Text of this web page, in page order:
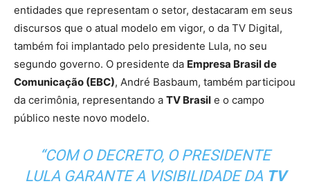
entidades que representam o setor, destacaram em seus
discursos que o atual modelo em vigor, o da TV Digital,
também foi implantado pelo presidente Lula, no seu
segundo governo. O presidente da Empresa Brasil de
Comunicação (EBC), André Basbaum, também participou
da cerimônia, representando a TV Brasil e o campo
público neste novo modelo.
“COM O DECRETO, O PRESIDENTE
LULA GARANTE A VISIBILIDADE DA TV